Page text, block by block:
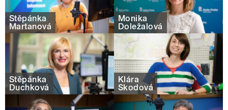
Štěpánka
Martanová
Monika
Doležalová
Štěpánka
Duchková
Klára
Škodová